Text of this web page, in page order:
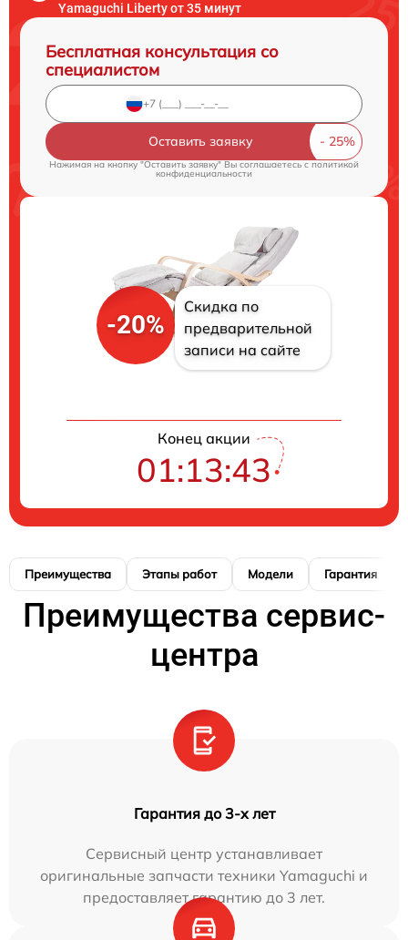
Yamaguchi Liberty от 35 минут
Бесплатная консультация со
специалистом
Оставить заявку
Нажимая на кнопку "Оставить заявку" Вы соглашаетесь cполитикой
конфиденциальности
-20%
Скидка по
предварительной
записи на сайте
Конец акции
01:13:42
Преимущества Этапы работ Модели Гарантия
Преимущества сервис-
центра
Гарантия до 3-х лет
Сервисный центр устанавливает
оригинальные запчасти техники Yamaguchi и
предоставляет гарантию до 3 лет.